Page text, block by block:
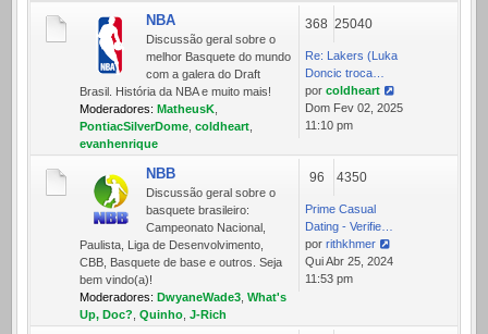
NBA
Discussão geral sobre o
melhor Basquete do mundo
com a galera do Draft
Brasil. História da NBA e muito mais!
Moderadores: MatheusK
PontiacSilverDome coldheart
evanhenrique
368 25040
Re: Lakers (Luka
Doncic troca…
por coldheart
Ver
última
Dom Fev 02, 2025
11:10 pm
NBB
Discussão geral sobre o
basquete brasileiro:
Campeonato Nacional,
Paulista, Liga de Desenvolvimento,
CBB, Basquete de base e outros. Seja
bem vindo(a)!
Moderadores: DwyaneWade3 What's
Up, Doc? Quinho J-Rich
96 4350
Prime Сasual
Dating - Verifie…
por rithkhmer
Ver
última
Qui Abr 25, 2024
11:53 pm